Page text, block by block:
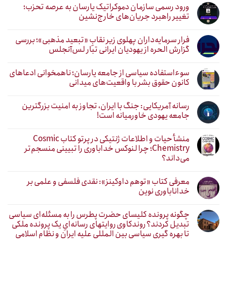
ورود رسمی سازمان دموکراتیک یارسان به عرصه تحزب؛
تغییر راهبرد جریان‌های خارج‌نشین
فرار سرمایه‌داران پهلوی زیر نقابِ «تبعید مذهبی»؛ بررسی
گزارش الحره از یهودیان ایرانی تبار لس‌آنجلس
سوءاستفاده سیاسی از جامعه یارسان؛ ناهمخوانی ادعاهای
کانون حقوق بشر با واقعیت‌های میدانی
رسانه آمریکایی: جنگ با ایران، تجاوز به امنیت بزرگترین
جامعه یهودی خاورمیانه است!
منشأ حیات و اطلاعات ژنتیکی در پرتو کتاب Cosmic
Chemistry؛ چرا لنوکس خداباوری را تبیینی منسجم‌تر
می‌داند؟
معرفی کتاب «توهم داوکینز»: نقدی فلسفی و علمی بر
خداناباوری نوین
چگونه پرونده کلیسای حضرت پطرس را به مسئله‌ای سیاسی
تبدیل کردند؟ روندکاوی روایتهای رسانه‌ایِ یک پرونده ملکی
تا بهره گیری سیاسی بین المللی علیه ایران و نظام اسلامی